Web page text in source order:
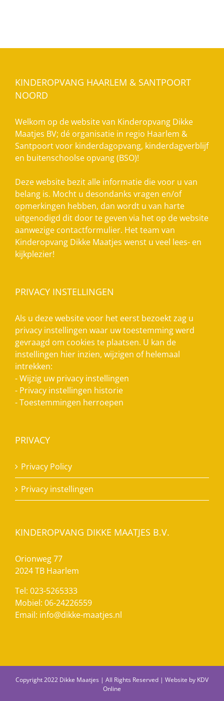
KINDEROPVANG HAARLEM & SANTPOORT
NOORD
Welkom op de website van Kinderopvang Dikke
Maatjes BV; dé organisatie in regio Haarlem &
Santpoort voor kinderdagopvang, kinderdagverblijf
en buitenschoolse opvang (BSO)!
Deze website bezit alle informatie die voor u van
belang is. Mocht u desondanks vragen en/of
opmerkingen hebben, dan wordt u van harte
uitgenodigd dit door te geven via het op de website
aanwezige contactformulier. Het team van
Kinderopvang Dikke Maatjes wenst u veel lees- en
kijkplezier!
PRIVACY INSTELLINGEN
Als u deze website voor het eerst bezoekt zag u
privacy instellingen waar uw toestemming werd
gevraagd om cookies te plaatsen. U kan de
instellingen hier inzien, wijzigen of helemaal
intrekken:
-Wijzig uw privacy instellingen
- Privacy instellingen historie
-Toestemmingen herroepen
PRIVACY
Privacy Policy
Privacy instellingen
KINDEROPVANG DIKKE MAATJES B.V.
Orionweg 77
2024 TB Haarlem
Tel: 023-5265333
Mobiel: 06-24226559
Email: info@dikke-maatjes.nl
Copyright 2022 Dikke Maatjes | All Rights Reserved | Website by KDV
Online